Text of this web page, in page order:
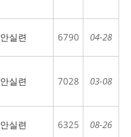
안실련 6790 04-28
안실련 7028 03-08
안실련 6325 08-26